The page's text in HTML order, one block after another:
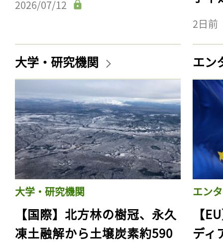
2026/07/12
2日前
大学・研究機関
大学・研究機関
【国際】北方林の樹冠、永久
凍土融解から土壌炭素約590
エン
エン
【
ディ